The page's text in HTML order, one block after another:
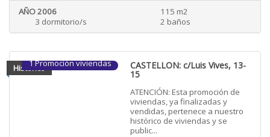
AÑO 2006
115 m2
3 dormitorio/s
2 baños
1 Promoción viviendas CASTELLON: c/Luis Vives, 13-
15
ATENCIÓN: Esta promoción de
viviendas, ya finalizadas y
vendidas, pertenece a nuestro
histórico de viviendas y se
public...
Historico